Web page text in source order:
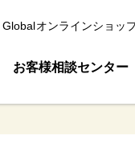
Globalオンラインショッ
お客様相談センター